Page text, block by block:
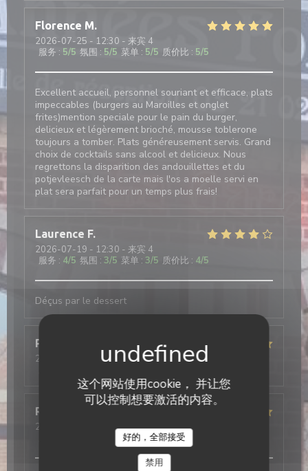
这个网站使用cookie， 并让您
可以控制想要激活的内容。
好的，全部接受
禁用
Florence M
2026-07-25 - 12:30 - 来宾 4
服务 : 5/5 氛围 : 5/5 菜单 : 5/5 质价比 : 5/5
Excellent accueil, personnel souriant et efficace, plats
impeccables (burgers au Maroilles et onglet
frites)mention speciale pour le pain du burger,
delicieux et légèrement brioché, mousse toblerone
toujours a tomber. Plats généreusement servis. Grand
choix de cocktails sans alcool et delicieux. Nous
regrettons la disparition des andouillettes et du
potjevleesch de la carte mais l'os a moelle servi en
plat sera parfait pour un temps plus frais!
Laurence F
2026-07-19 - 12:30 - 来宾 4
服务 : 4/5 氛围 : 3/5 菜单 : 3/5 质价比 : 4/5
Déçus par le dessert
Pierre
2026-06-26
- 19:15 - 来宾 3
Romain
2026-06-21
- 12:45 - 来宾 31
菜单: 5/5 质价比